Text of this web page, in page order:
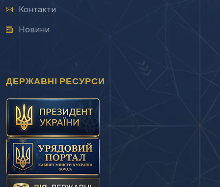
Контакти
Новини
ДЕРЖАВНІ РЕСУРСИ